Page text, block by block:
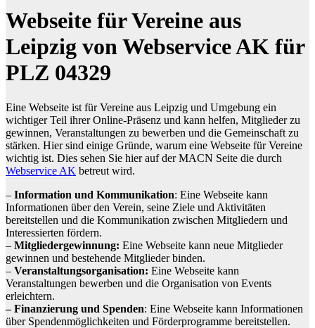
Webseite für Vereine aus
Leipzig von Webservice AK für
PLZ 04329
Eine Webseite ist für Vereine aus Leipzig und Umgebung ein
wichtiger Teil ihrer Online-Präsenz und kann helfen, Mitglieder zu
gewinnen, Veranstaltungen zu bewerben und die Gemeinschaft zu
stärken. Hier sind einige Gründe, warum eine Webseite für Vereine
wichtig ist. Dies sehen Sie hier auf der MACN Seite die durch
Webservice AK betreut wird.
– Information und Kommunikation: Eine Webseite kann
Informationen über den Verein, seine Ziele und Aktivitäten
bereitstellen und die Kommunikation zwischen Mitgliedern und
Interessierten fördern.
– Mitgliedergewinnung: Eine Webseite kann neue Mitglieder
gewinnen und bestehende Mitglieder binden.
– Veranstaltungsorganisation: Eine Webseite kann
Veranstaltungen bewerben und die Organisation von Events
erleichtern.
– Finanzierung und Spenden: Eine Webseite kann Informationen
über Spendenmöglichkeiten und Förderprogramme bereitstellen.